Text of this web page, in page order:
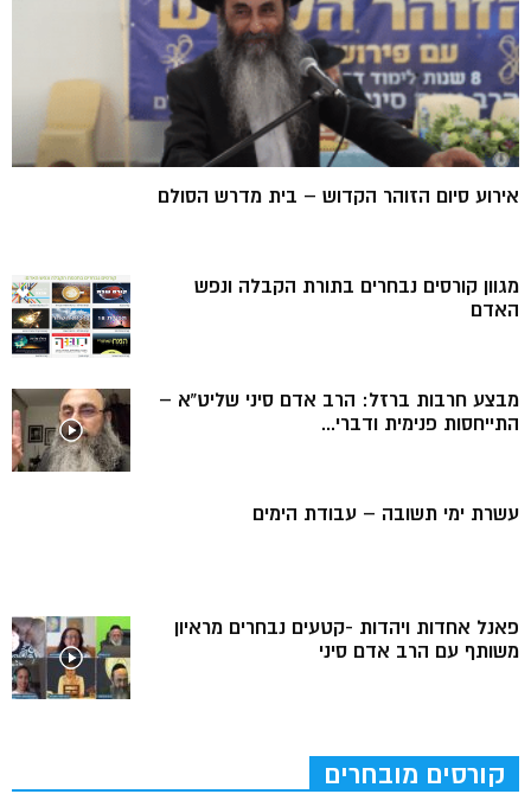
אירוע סיום הזוהר הקדוש – בית מדרש הסולם
מגוון קורסים נבחרים בתורת הקבלה ונפש
האדם
מבצע חרבות ברזל: הרב אדם סיני שליט”א –
התייחסות פנימית ודברי...
עשרת ימי תשובה – עבודת הימים
פאנל אחדות ויהדות -קטעים נבחרים מראיון
משותף עם הרב אדם סיני
קורסים מובחרים